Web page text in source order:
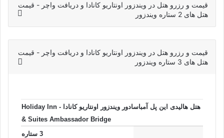
قیمت و رزرو هتل در ویندزور اونتاریو کانادا و دریافت واچر - قیمت
هتل های 2 ستاره ویندزور
قیمت و رزرو هتل در ویندزور اونتاریو کانادا و دریافت واچر - قیمت
هتل های 3 ستاره ویندزور
هتل هالیدی این پل آمباسادور ویندزور اونتاریو کانادا - Holiday Inn
& Suites Ambassador Bridge
3 ستاره